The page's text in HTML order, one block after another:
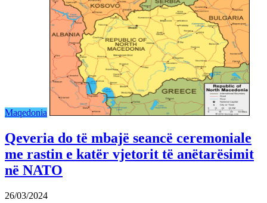
Maqedonia
Qeveria do të mbajë seancë ceremoniale
me rastin e katër vjetorit të anëtarësimit
në NATO
26/03/2024